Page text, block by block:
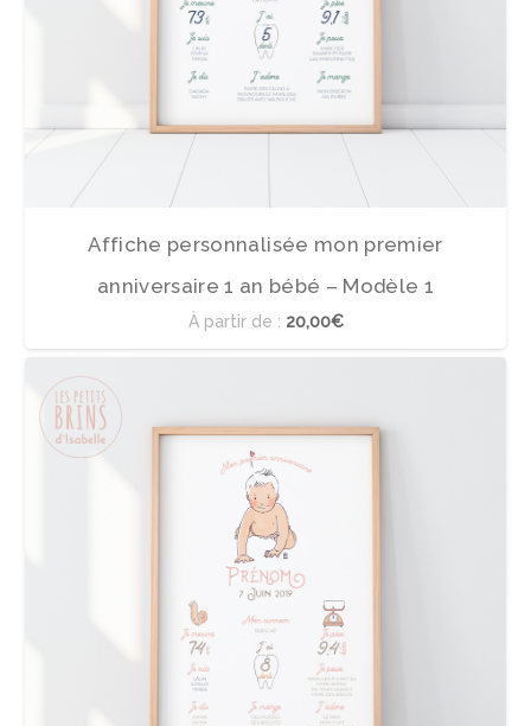
Affiche personnalisée mon premier
anniversaire 1 an bébé – Modèle 1
À partir de : 20,00€